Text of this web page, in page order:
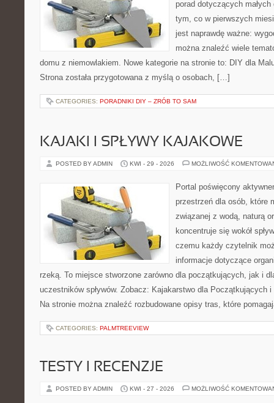
porad dotyczących
tym, co w pierwszych
jest naprawdę ważne:
można znaleźć wiele
domu z niemowlakiem. Nowe kategorie na stronie to: DIY dla
Strona została przygotowana z myślą o osobach, […]
CATEGORIES: PORADNIKI DIY – ZRÓB TO SAM
KAJAKI I SPŁYWY KAJAKOWE
POSTED BY ADMIN KWI - 29 - 2026 MOŻLIWOŚĆ
Portal poświęcony
przestrzeń dla osób, które
związanej z wodą, naturą
koncentruje się wokół
czemu każdy czytelnik
informacje dotyczące
rzeką. To miejsce stworzone zarówno dla początkujących, jak i
uczestników spływów. Zobacz: Kajakarstwo dla Początkujących
Na stronie można znaleźć rozbudowane opisy tras, które
CATEGORIES: PALMTREEVIEW
TESTY I RECENZJE
POSTED BY ADMIN KWI - 27 - 2026 MOŻLIWOŚĆ